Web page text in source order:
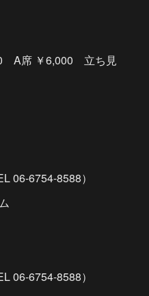
A席 ￥6,000 立ち見
06-6754-8588）
06-6754-8588）